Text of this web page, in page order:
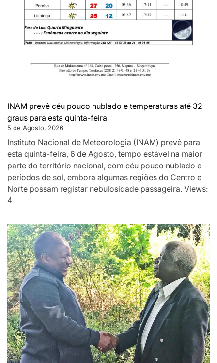
INAM prevê céu pouco nublado e temperaturas até 32
graus para esta quinta-feira
5 de Agosto, 2026
Instituto Nacional de Meteorologia (INAM) prevê para
esta quinta-feira, 6 de Agosto, tempo estável na maior
parte do território nacional, com céu pouco nublado e
períodos de sol, embora algumas regiões do Centro e
Norte possam registar nebulosidade passageira. Views:
4